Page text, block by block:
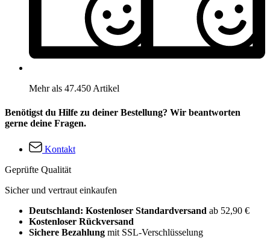
Mehr als 47.450 Artikel
Benötigst du Hilfe zu deiner Bestellung? Wir beantworten
gerne deine Fragen.
Kontakt
Geprüfte Qualität
Sicher und vertraut einkaufen
Deutschland: Kostenloser Standardversand ab 52,90 €
Kostenloser Rückversand
Sichere Bezahlung mit SSL-Verschlüsselung